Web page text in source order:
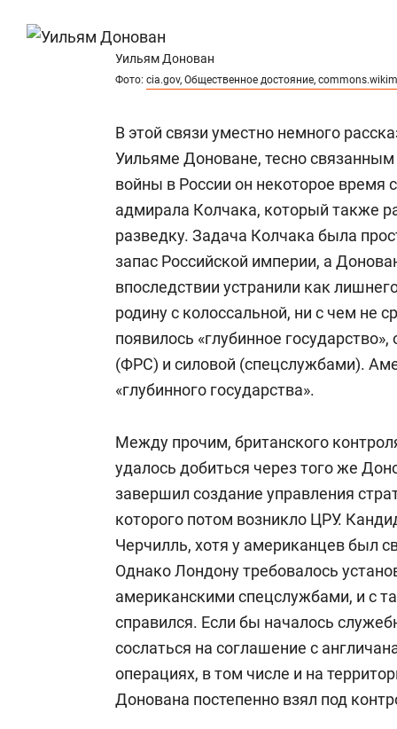
Уильям Донован
Фото: cia.gov, Общественное достояние,
В этой связи уместно немного
Уильяме Доноване, тесно
войны в России он некоторое
адмирала Колчака, который также
разведку. Задача Колчака была
запас Российской империи, а
впоследствии устранили как
родину с колоссальной, ни с чем не
появилось «глубинное
(ФРС) и силовой (спецслужбами).
«глубинного государства».
Между прочим, британского
удалось добиться через того же
завершил создание управления
которого потом возникло ЦРУ.
Черчилль, хотя у американцев был
Однако Лондону требовалось
американскими спецслужбами, и с
справился. Если бы началось
сослаться на соглашение с
операциях, в том числе и на
Донована постепенно взял под